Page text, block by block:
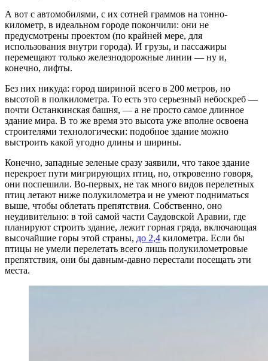
А вот с автомобилями, с их сотней граммов на тонно-
километр, в идеальном городе покончили: они не
предусмотрены проектом (по крайней мере, для
использования внутри города). И грузы, и пассажиры
перемещают только железнодорожные линии — ну и,
конечно, лифты.
Без них никуда: город шириной всего в 200 метров, но
высотой в полкилометра. То есть это серьезный небоскреб —
почти Останкинская башня, — а не просто самое длинное
здание мира. В то же время это высота уже вполне освоена
строителями технологически: подобное здание можно
выстроить какой угодно длины и ширины.
Конечно, западные зеленые сразу заявили, что такое здание
перекроет пути мигрирующих птиц, но, откровенно говоря,
они поспешили. Во-первых, не так много видов перелетных
птиц летают ниже полукилометра и не умеют подниматься
выше, чтобы облетать препятствия. Собственно, оно
неудивительно: в той самой части Саудовской Аравии, где
планируют строить здание, лежит горная гряда, включающая
высочайшие горы этой страны, до 2,4 километра. Если бы
птицы не умели перелетать всего лишь полукилометровые
препятствия, они бы давным-давно перестали посещать эти
места.